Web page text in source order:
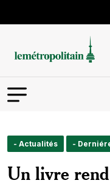
- Actualités -
Un livre